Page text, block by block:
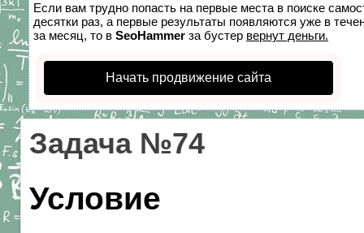
Если вам трудно попасть на первые места в поиске
десятки раз, а первые результаты появляются уже в
за месяц, то в SeoHammer за бустер вернут деньги.
Начать продвижение сайта
Задача №74
Условие